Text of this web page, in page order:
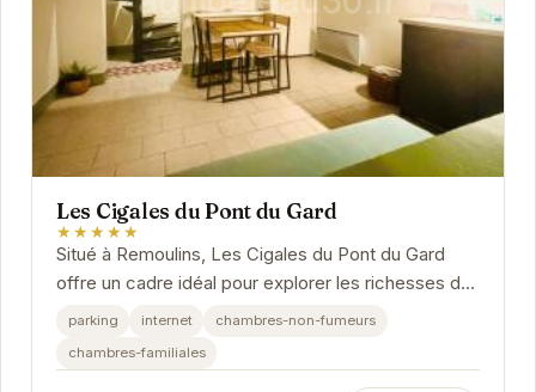
Les Cigales du Pont du Gard
★★★★★
Situé à Remoulins, Les Cigales du Pont du Gard
offre un cadre idéal pour explorer les richesses de
la Provence. À proximité du célèbre Pont du...
parking internet
chambres-non-fumeurs
chambres-familiales